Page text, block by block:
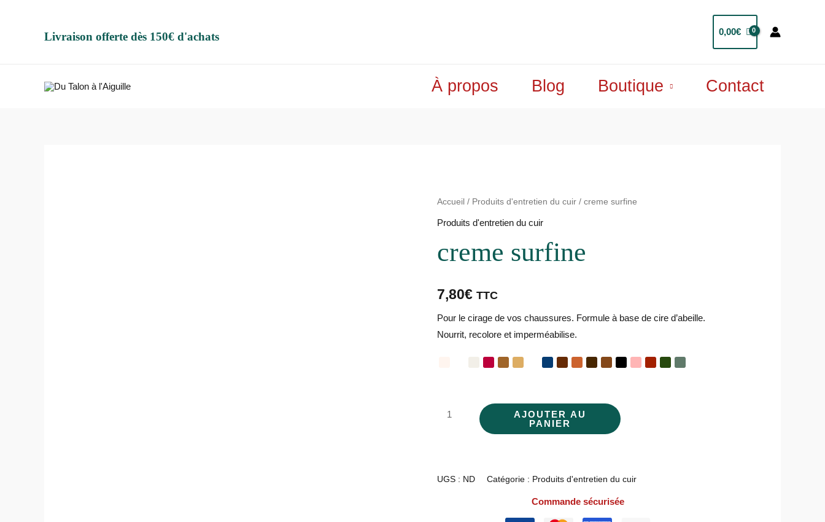
Livraison offerte dès 150€ d'achats 0,00€
À propos Blog Boutique Contact
Accueil / Produits d'entretien du cuir / creme surfine
Produits d'entretien du cuir
creme surfine
7,80€ TTC
Pour le cirage de vos chaussures. Formule à base de cire d’abeille.
Nourrit, recolore et imperméabilise.
quantité
de
surfine
AJOUTER AU
PANIER
UGS : ND Catégorie : Produits d'entretien du cuir
Commande sécurisée